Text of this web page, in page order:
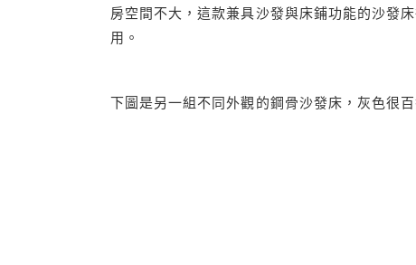
房空間不大，這款兼具沙發與床鋪功能的沙發
用。
下圖是另一組不同外觀的鋼骨沙發床，灰色很百